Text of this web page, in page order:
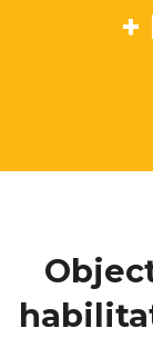
+